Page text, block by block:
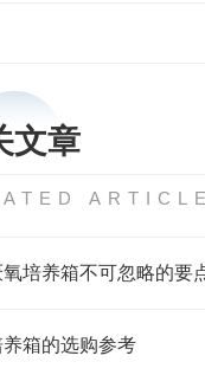
文章
培养箱不可忽略的要
养箱的选购参考